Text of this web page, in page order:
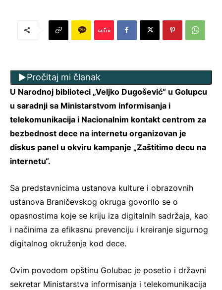
Pročitaj mi članak
U Narodnoj biblioteci „Veljko Dugošević“ u Golupcu
u saradnji sa Ministarstvom informisanja i
telekomunikacija i Nacionalnim kontakt centrom za
bezbednost dece na internetu organizovan je
diskus panel u okviru kampanje „Zaštitimo decu na
internetu“.
Sa predstavnicima ustanova kulture i obrazovnih
ustanova Braničevskog okruga govorilo se o
opasnostima koje se kriju iza digitalnih sadržaja, kao
i načinima za efikasnu prevenciju i kreiranje sigurnog
digitalnog okruženja kod dece.
Ovim povodom opštinu Golubac je posetio i državni
sekretar Ministarstva informisanja i telekomunikacija